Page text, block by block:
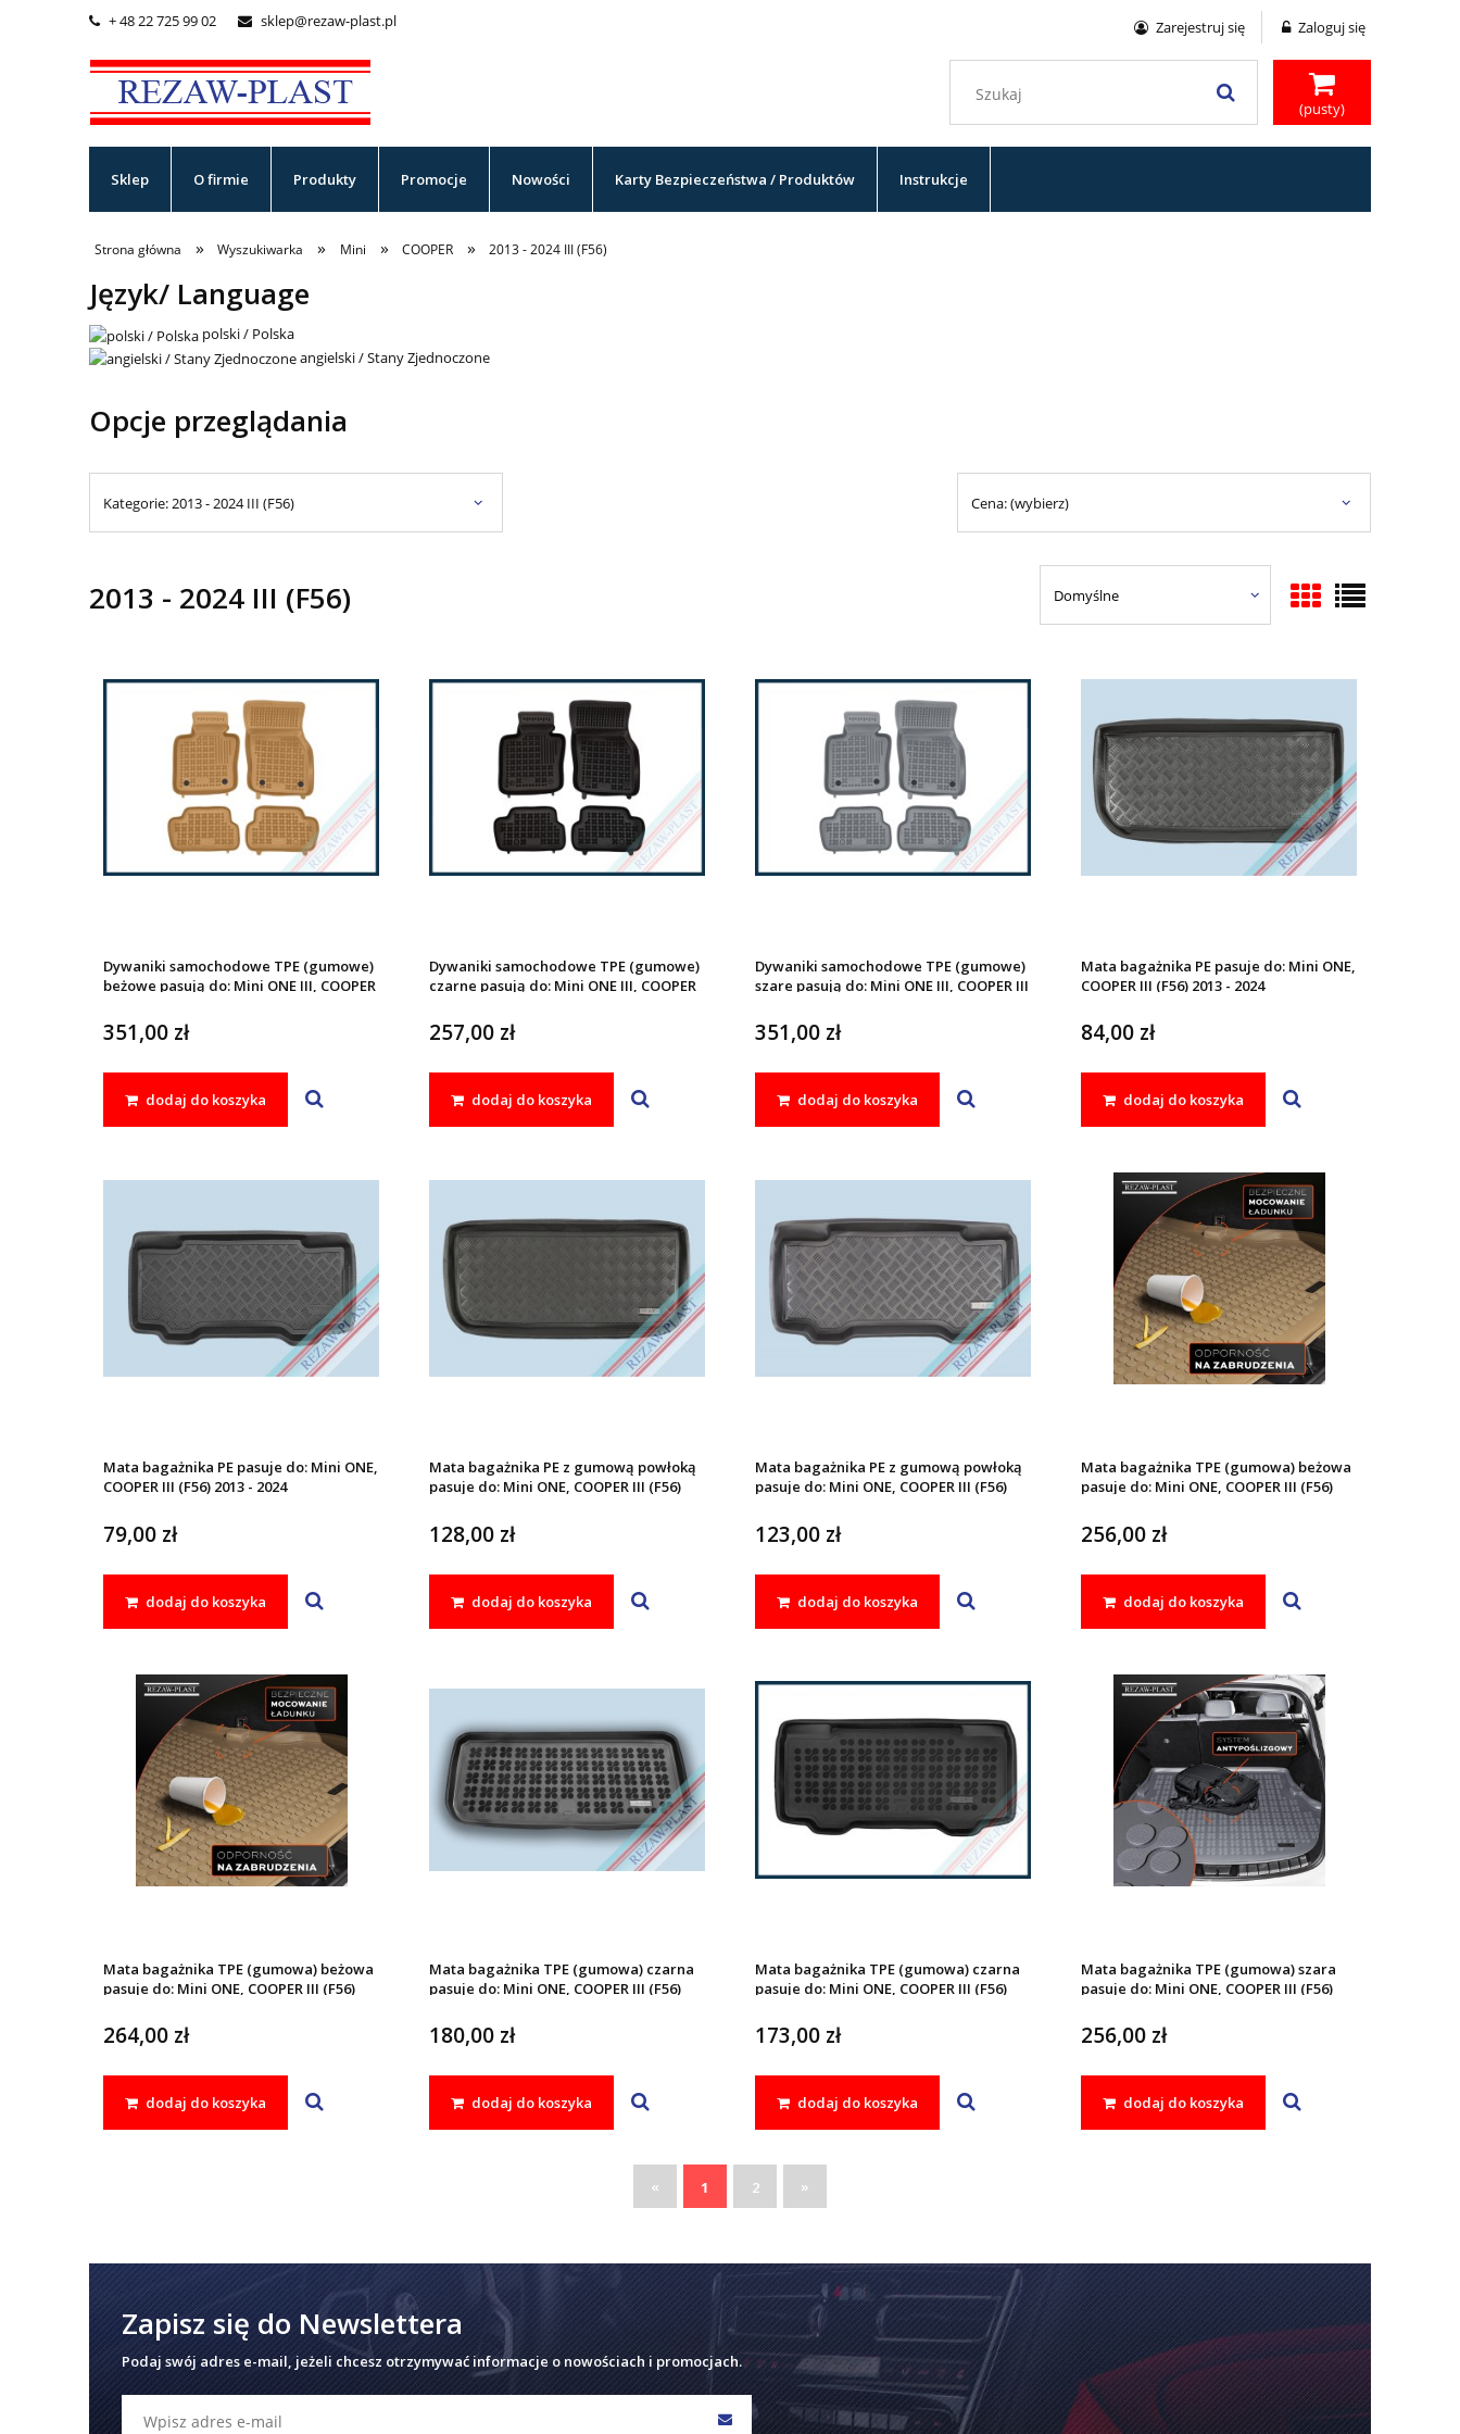
 + 48 22 725 99 02  sklep@rezaw-plast.pl Zarejestruj się Zaloguj się
(pusty)
Sklep O firmie Produkty Promocje Nowości Karty Bezpieczeństwa / Produktów Instrukcje
Strona główna » Wyszukiwarka » Mini » COOPER » 2013 - 2024 III (F56)
Język/ Language
polski / Polska
angielski / Stany Zjednoczone
Opcje przeglądania
Kategorie: 2013 - 2024 III (F56) Cena: (wybierz)
2013 - 2024 III (F56)
Dywaniki samochodowe TPE (gumowe)
beżowe pasują do: Mini ONE III, COOPER
351,00 zł
dodaj do koszyka
Dywaniki samochodowe TPE (gumowe)
czarne pasują do: Mini ONE III, COOPER
257,00 zł
dodaj do koszyka
Dywaniki samochodowe TPE (gumowe)
szare pasują do: Mini ONE III, COOPER III
351,00 zł
dodaj do koszyka
Mata bagażnika PE pasuje do: Mini ONE,
COOPER III (F56) 2013 - 2024
84,00 zł
dodaj do koszyka
Mata bagażnika PE pasuje do: Mini ONE,
COOPER III (F56) 2013 - 2024
79,00 zł
dodaj do koszyka
Mata bagażnika PE z gumową powłoką
pasuje do: Mini ONE, COOPER III (F56)
128,00 zł
dodaj do koszyka
Mata bagażnika PE z gumową powłoką
pasuje do: Mini ONE, COOPER III (F56)
123,00 zł
dodaj do koszyka
Mata bagażnika TPE (gumowa) beżowa
pasuje do: Mini ONE, COOPER III (F56)
256,00 zł
dodaj do koszyka
Mata bagażnika TPE (gumowa) beżowa
pasuje do: Mini ONE, COOPER III (F56)
264,00 zł
dodaj do koszyka
Mata bagażnika TPE (gumowa) czarna
pasuje do: Mini ONE, COOPER III (F56)
180,00 zł
dodaj do koszyka
Mata bagażnika TPE (gumowa) czarna
pasuje do: Mini ONE, COOPER III (F56)
173,00 zł
dodaj do koszyka
Mata bagażnika TPE (gumowa) szara
pasuje do: Mini ONE, COOPER III (F56)
256,00 zł
dodaj do koszyka
« 1 2 »
Zapisz się do Newslettera
Podaj swój adres e-mail, jeżeli chcesz otrzymywać informacje o nowościach i promocjach.